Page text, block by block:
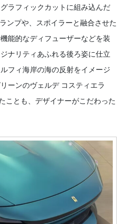
ラフィックカットに組み込んだ
ンプや、スポイラーと融合させた
能的なディフューザーなどを装
ナリティあふれる後ろ姿に仕立
フィ海岸の海の反射をイメージ
ーンのヴェルデ コスティエラ
ことも、デザイナーがこだわった